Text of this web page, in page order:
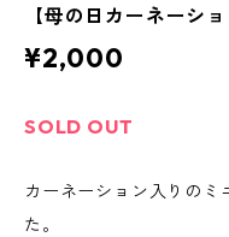
【母の日カーネーシ
¥2,000
SOLD OUT
カーネーション入りのミ
た。